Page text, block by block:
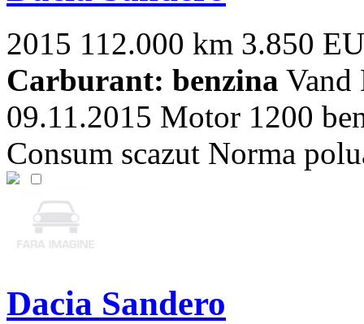
2015 112.000 km 3.850
Carburant: benzina Vand
09.11.2015 Motor 1200
Consum scazut Norma
Dacia Sandero